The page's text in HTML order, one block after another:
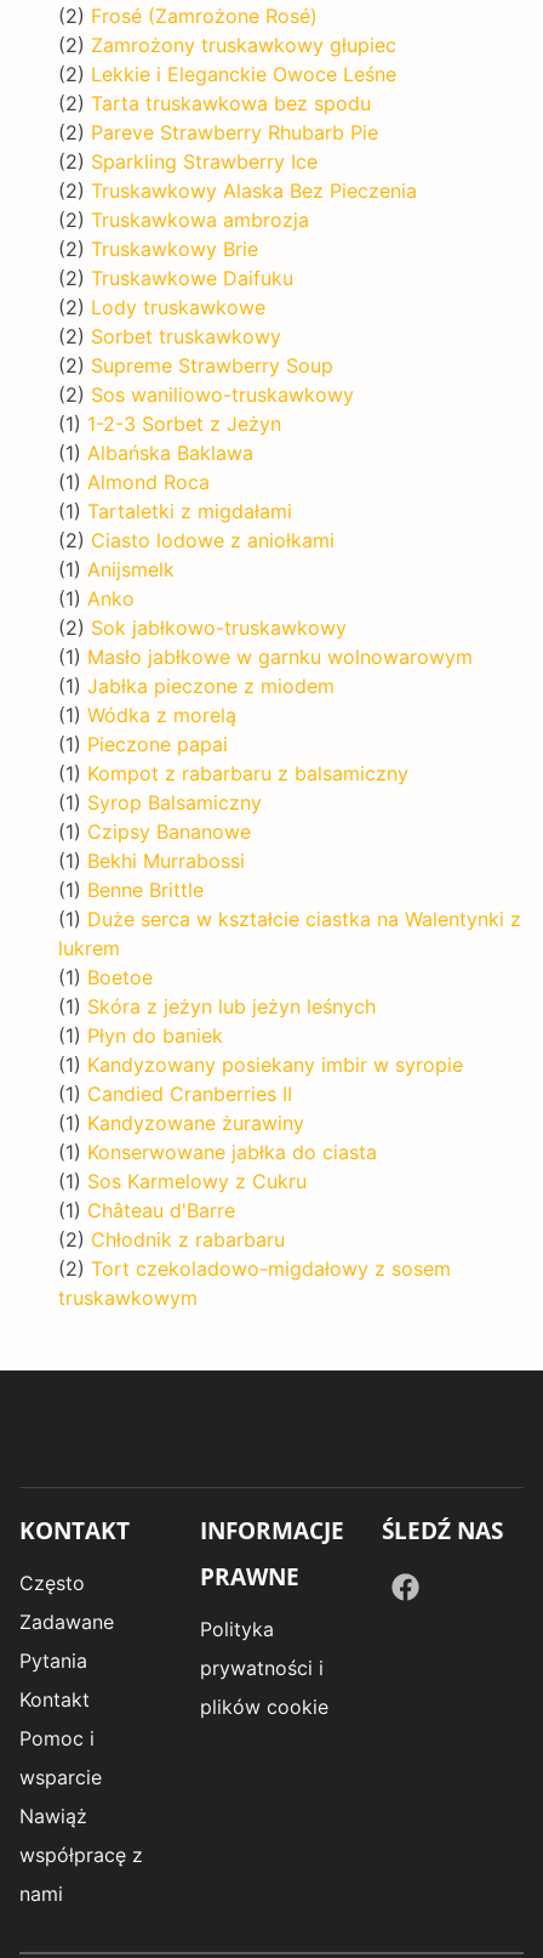
(2) Frosé (Zamrożone Rosé)
(2) Zamrożony truskawkowy głupiec
(2) Lekkie i Eleganckie Owoce Leśne
(2) Tarta truskawkowa bez spodu
(2) Pareve Strawberry Rhubarb Pie
(2) Sparkling Strawberry Ice
(2) Truskawkowy Alaska Bez Pieczenia
(2) Truskawkowa ambrozja
(2) Truskawkowy Brie
(2) Truskawkowe Daifuku
(2) Lody truskawkowe
(2) Sorbet truskawkowy
(2) Supreme Strawberry Soup
(2) Sos waniliowo-truskawkowy
(1) 1-2-3 Sorbet z Jeżyn
(1) Albańska Baklawa
(1) Almond Roca
(1) Tartaletki z migdałami
(2) Ciasto lodowe z aniołkami
(1) Anijsmelk
(1) Anko
(2) Sok jabłkowo-truskawkowy
(1) Masło jabłkowe w garnku wolnowarowym
(1) Jabłka pieczone z miodem
(1) Wódka z morelą
(1) Pieczone papai
(1) Kompot z rabarbaru z balsamiczny
(1) Syrop Balsamiczny
(1) Czipsy Bananowe
(1) Bekhi Murrabossi
(1) Benne Brittle
(1) Duże serca w kształcie ciastka na Walentynki z
lukrem
(1) Boetoe
(1) Skóra z jeżyn lub jeżyn leśnych
(1) Płyn do baniek
(1) Kandyzowany posiekany imbir w syropie
(1) Candied Cranberries II
(1) Kandyzowane żurawiny
(1) Konserwowane jabłka do ciasta
(1) Sos Karmelowy z Cukru
(1) Château d'Barre
(2) Chłodnik z rabarbaru
(2) Tort czekoladowo-migdałowy z sosem
truskawkowym
KONTAKT
Często
Zadawane
Pytania
Kontakt
Pomoc i
wsparcie
Nawiąż
współpracę z
nami
INFORMACJE
PRAWNE
Polityka
prywatności i
plików cookie
ŚLEDŹ NAS